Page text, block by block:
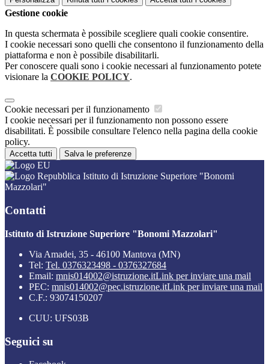
Gestione cookie
In questa schermata è possibile scegliere quali cookie consentire.
I cookie necessari sono quelli che consentono il funzionamento della
piattaforma e non è possibile disabilitarli.
Per conoscere quali sono i cookie necessari al funzionamento potete
visionare la COOKIE POLICY.
Cookie necessari per il funzionamento
I cookie necessari per il funzionamento non possono essere
disabilitati. È possibile consultare l'elenco nella pagina della cookie
policy.
Accetta tutti Salva le preferenze
Istituto di Istruzione Superiore "Bonomi
Mazzolari"
Contatti
Istituto di Istruzione Superiore "Bonomi Mazzolari"
Via Amadei, 35 - 46100 Mantova (MN)
Tel: Tel. 0376323498 - 0376327684
Email: mnis014002@istruzione.itLink per inviare una mail
PEC: mnis014002@pec.istruzione.itLink per inviare una mail
C.F.: 93074150207
CUU: UFS03B
Seguici su